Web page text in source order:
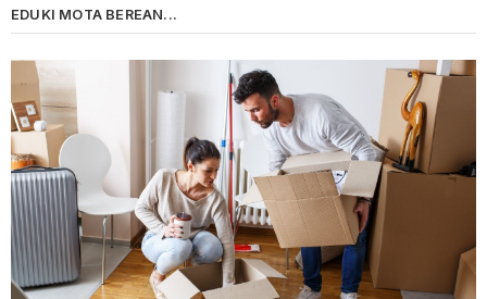
EDUKI MOTA BEREAN...